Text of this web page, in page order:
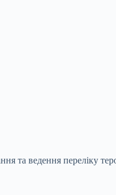
ведення переліку